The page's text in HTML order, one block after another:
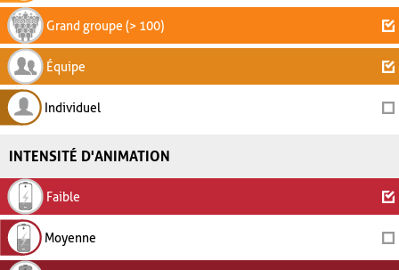
Grand groupe (> 100)
Équipe
Individuel
INTENSITÉ D'ANIMATION
Faible
Moyenne